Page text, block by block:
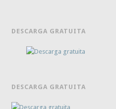
DESCARGA GRATUITA
DESCARGA GRATUITA